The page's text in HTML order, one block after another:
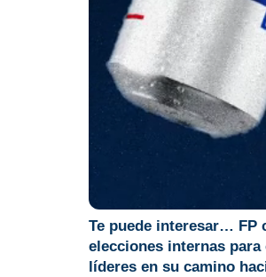
Te puede interesar… FP
elecciones internas para
líderes en su camino